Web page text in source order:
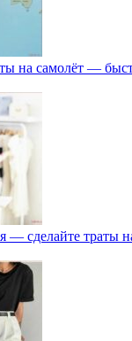
на самолёт —
— сделайте траты